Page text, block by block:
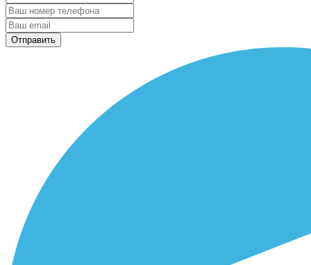
Отправить